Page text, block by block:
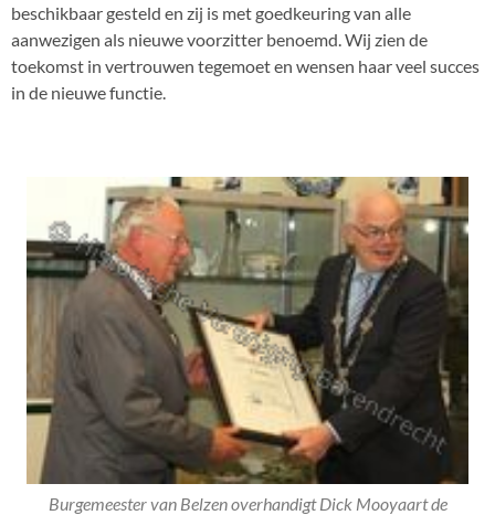
beschikbaar gesteld en zij is met goedkeuring van alle
aanwezigen als nieuwe voorzitter benoemd. Wij zien de
toekomst in vertrouwen tegemoet en wensen haar veel succes
in de nieuwe functie.
Burgemeester van Belzen overhandigt Dick Mooyaart de